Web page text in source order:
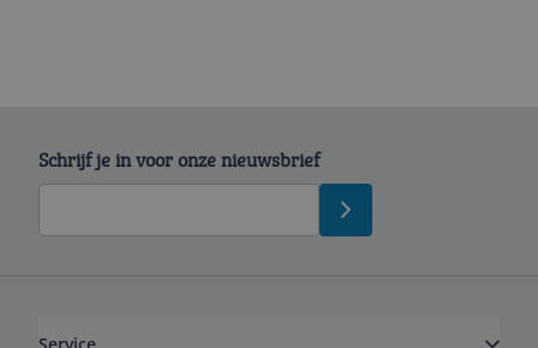
Schrijf je in voor onze nieuwsbrief
Service